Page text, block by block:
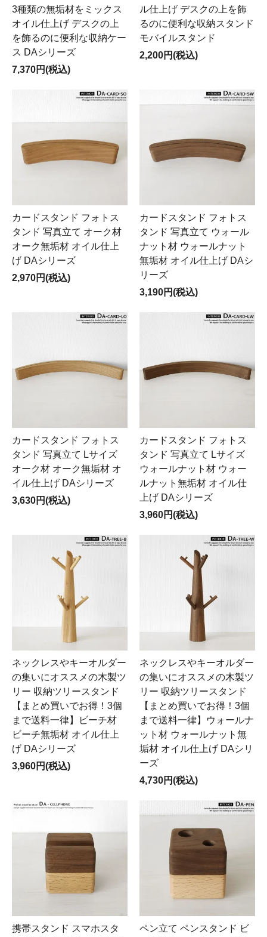
3種類の無垢材をミックス
オイル仕上げ デスクの上
を飾るのに便利な収納ケー
ス DAシリーズ
7,370円(税込)
ル仕上げ デスクの上を飾
るのに便利な収納スタンド
モバイルスタンド
2,200円(税込)
カードスタンド フォトス
タンド 写真立て オーク材
オーク無垢材 オイル仕上
げ DAシリーズ
2,970円(税込)
カードスタンド フォトス
タンド 写真立て ウォール
ナット材 ウォールナット
無垢材 オイル仕上げ DAシ
リーズ
3,190円(税込)
カードスタンド フォトス
タンド 写真立て Lサイズ
オーク材 オーク無垢材 オ
イル仕上げ DAシリーズ
3,630円(税込)
カードスタンド フォトス
タンド 写真立て Lサイズ
ウォールナット材 ウォー
ルナット無垢材 オイル仕
上げ DAシリーズ
3,960円(税込)
ネックレスやキーオルダー
の集いにオススメの木製ツ
リー 収納ツリースタンド
【まとめ買いでお得！3個
まで送料一律】ビーチ材
ビーチ無垢材 オイル仕上
げ DAシリーズ
3,960円(税込)
ネックレスやキーオルダー
の集いにオススメの木製ツ
リー 収納ツリースタンド
【まとめ買いでお得！3個
まで送料一律】ウォールナ
ット材 ウォールナット無
垢材 オイル仕上げ DAシリ
ーズ
4,730円(税込)
携帯スタンド スマホスタ
ペン立て ペンスタンド ビ